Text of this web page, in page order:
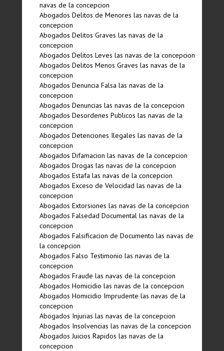
navas de la concepcion
Abogados Delitos de Menores las navas de la
concepcion
Abogados Delitos Graves las navas de la
concepcion
Abogados Delitos Leves las navas de la concepcion
Abogados Delitos Menos Graves las navas de la
concepcion
Abogados Denuncia Falsa las navas de la
concepcion
Abogados Denuncias las navas de la concepcion
Abogados Desordenes Publicos las navas de la
concepcion
Abogados Detenciones Ilegales las navas de la
concepcion
Abogados Difamacion las navas de la concepcion
Abogados Drogas las navas de la concepcion
Abogados Estafa las navas de la concepcion
Abogados Exceso de Velocidad las navas de la
concepcion
Abogados Extorsiones las navas de la concepcion
Abogados Falsedad Documental las navas de la
concepcion
Abogados Falsificacion de Documento las navas de
la concepcion
Abogados Falso Testimonio las navas de la
concepcion
Abogados Fraude las navas de la concepcion
Abogados Homicidio las navas de la concepcion
Abogados Homicidio Imprudente las navas de la
concepcion
Abogados Injurias las navas de la concepcion
Abogados Insolvencias las navas de la concepcion
Abogados Juicios Rapidos las navas de la
concepcion